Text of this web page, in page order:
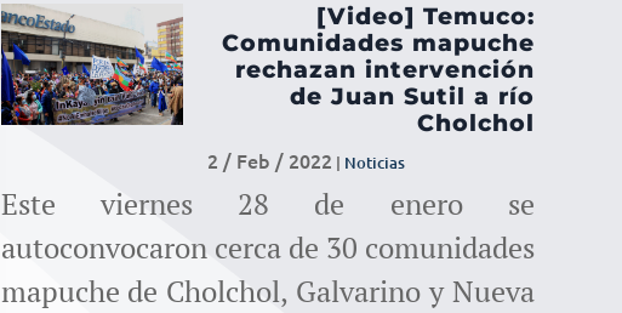
arriba/abajo
para
aumentar
o
disminuir
[Video] Temuco:
Comunidades mapuche
rechazan intervención
de Juan Sutil a río
Cholchol
2 / Feb / 2022 | Noticias
Este viernes 28 de enero se
autoconvocaron cerca de 30 comunidades
mapuche de Cholchol, Galvarino y Nueva